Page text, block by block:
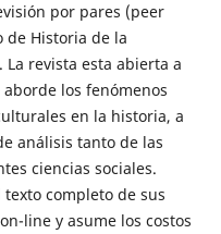
por pares (peer
de Historia de la
revista esta abierta a
los fenómenos
en la historia, a
análisis tanto de las
ciencias sociales.
completo de sus
line y asume los costos